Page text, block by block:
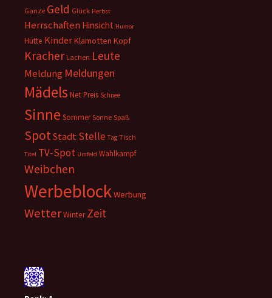
Ganze Geld Glück Herbst
Herrschaften Hinsicht Humor
Hütte KinderKlamotten Kopf
Kracher Lachen Leute
Meldung Meldungen
Mädels NetPreis Schnee
Sinne Sommer Sonne Spaß
SpotStadt Stelle Tag Tisch
Titel TV-Spot Umfeld Wahlkampf
Weibchen
WerbeblockWerbung
WetterWinter Zeit